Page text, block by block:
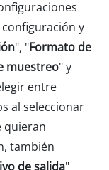
y
", "Formato de
muestreo" y
entre
al seleccionar
quieran
también
de salida"